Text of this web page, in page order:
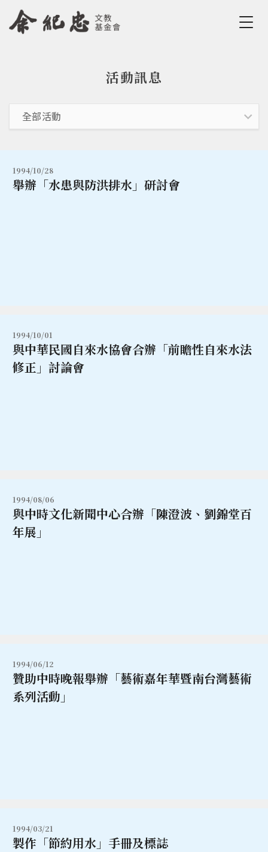
Jump to Navigation
Jump to Main content
活動訊息
1994/10/28
舉辦「水患與防洪排水」研討會
1994/10/01
與中華民國自來水協會合辦「前瞻性自來水法
修正」討論會
1994/08/06
與中時文化新聞中心合辦「陳澄波、劉錦堂百
年展」
1994/06/12
贊助中時晚報舉辦「藝術嘉年華暨南台灣藝術
系列活動」
1994/03/21
製作「節約用水」手冊及標誌